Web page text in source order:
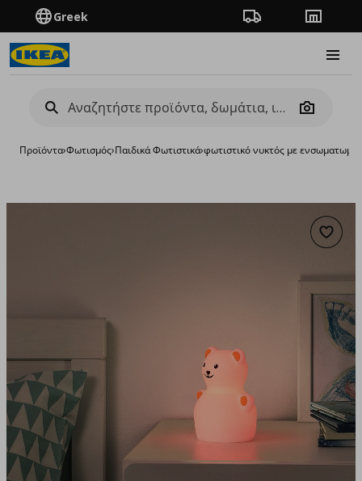
Greek Πορεία παραγγελίας
Camera
Προϊόντα›Φωτισμός›Παιδικά Φωτιστικά›φωτιστικό νυκτός με